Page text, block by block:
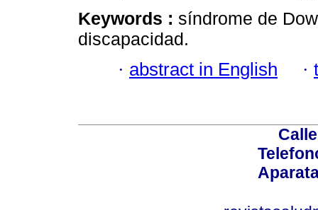
Keywords : síndrome de
discapacidad.
· abstract in English ·